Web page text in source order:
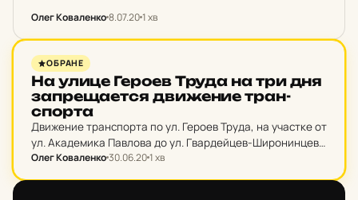
Олег Коваленко8.07.201 хв
НОВИНИ ХАРКОВА
ОБРАНЕ
На улице Героев Труда на три дня
зап­ре­ща­ет­ся дви­же­ние тран­
спор­та
Движение транспорта по ул. Героев Труда, на участке от
ул. Академика Павлова до ул. Гвардейцев-Широнинцев,
будет запрещено ежедневно с 9:00 до 17:00 1-3 июля.
Олег Коваленко30.06.201 хв